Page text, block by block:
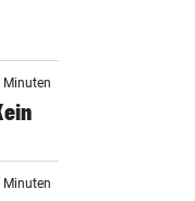
Minuten
Minuten